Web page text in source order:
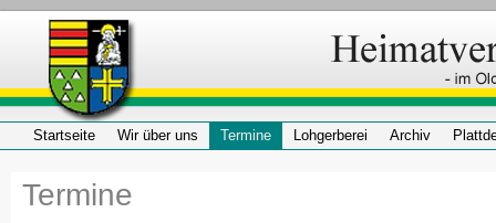
Startseite Wir über uns Termine Lohgerberei Archiv
Termine